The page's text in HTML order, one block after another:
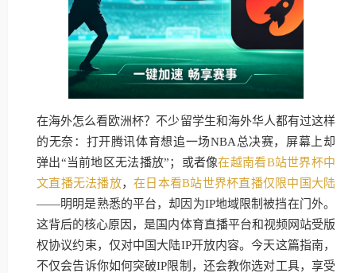
在海外怎么看欧洲杯？不少留学生和海外华人都有过这样
的无奈：打开腾讯体育想追一场NBA总决赛，屏幕上却
弹出“当前地区无法播放”；或者像在越南看B站世界杯中
文直播无法播放， 在日本看B站世界杯直播仅限中国大陆
——明明是熟悉的平台，却因为IP地域限制被挡在门外。
这背后的核心原因，是国内体育直播平台和视频网站受版
权协议约束，仅对中国大陆IP开放内容。今天这篇指南，
不仅会告诉你如何突破IP限制，还会教你选对工具，享受